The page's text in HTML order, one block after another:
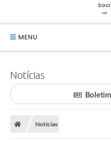
MENU
Transparência
Ouvidoria
Publicações Oficias
Notícias
Notícias